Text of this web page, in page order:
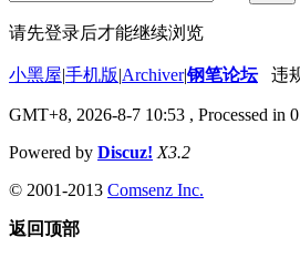
请先登录后才能继续浏览
小黑屋|手机版|Archiver|钢笔论坛 违
GMT+8, 2026-8-7 10:53 , Processed in
Powered by Discuz! X3.2
© 2001-2013 Comsenz Inc.
返回顶部